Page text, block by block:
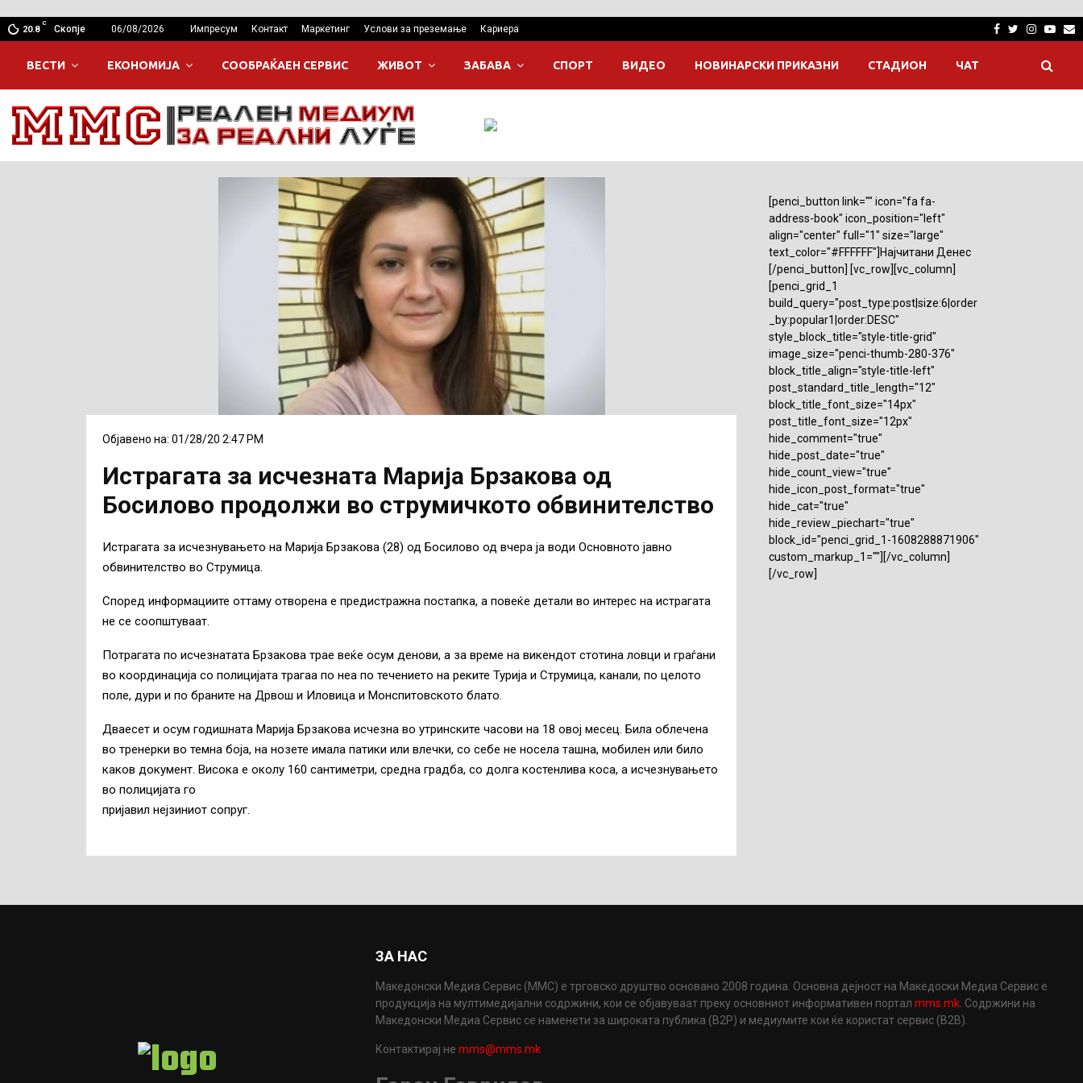
20.8
C
Скопје 06/08/2026 Импресум Контакт Маркетинг Услови за преземање Кариера Facebook
Twitter
ВЕСТИ ЕКОНОМИЈА СООБРАЌАЕН СЕРВИС ЖИВОТ ЗАБАВА СПОРТ ВИДЕО НОВИНАРСКИ ПРИКАЗНИ СТАДИОН ЧАТ
Објавено на: 01/28/20 2:47 PM
Истрагата за исчезната Марија Брзакова од
Босилово продолжи во струмичкото обвинителство
Истрагата за исчезнувањето на Марија Брзакова (28) од Босилово од вчера ја води Основното јавно
обвинителство во Струмица.
Според информациите оттаму отворена е предистражна постапка, а повеќе детали во интерес на истрагата
не се соопштуваат.
Потрагата по исчезнатата Брзакова трае веќе осум денови, а за време на викендот стотина ловци и граѓани
во координација со полицијата трагаа по неа по течението на реките Турија и Струмица, канали, по целото
поле, дури и по браните на Дрвош и Иловица и Монспитовското блато.
Дваесет и осум годишната Марија Брзакова исчезна во утринските часови на 18 овој месец. Била облечена
во тренерки во темна боја, на нозете имала патики или влечки, со себе не носела ташна, мобилен или било
каков документ. Висока е околу 160 сантиметри, средна градба, со долга костенлива коса, а исчезнувањето
во полицијата го
пријавил нејзиниот сопруг.
[penci_button link="" icon="fa fa-
address-book" icon_position="left"
align="center" full="1" size="large"
text_color="#FFFFFF"]Најчитани Денес
[/penci_button] [vc_row][vc_column]
[penci_grid_1
build_query="post_type:post|size:6|order
_by:popular1|order:DESC"
style_block_title="style-title-grid"
image_size="penci-thumb-280-376"
block_title_align="style-title-left"
post_standard_title_length="12"
block_title_font_size="14px"
post_title_font_size="12px"
hide_comment="true"
hide_post_date="true"
hide_count_view="true"
hide_icon_post_format="true"
hide_cat="true"
hide_review_piechart="true"
block_id="penci_grid_1-1608288871906"
custom_markup_1=""][/vc_column]
[/vc_row]
ЗА НАС
Македонски Медиа Сервис (ММС) е трговско друштво основано 2008 година. Основна дејност на Македоски Медиа Сервис е
продукција на мултимедијални содржини, кои се објавуваат преку основниот информативен порталmms.mk. Содржини на
Македонски Медиа Сервис се наменети за широката публика (B2P) и медиумите кои ќе користат сервис (B2B).
Контактирај неmms@mms.mk